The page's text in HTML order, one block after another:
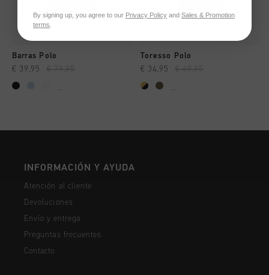
Barras Polo
€ 39,95 € 79,95
...
Toresso Polo
€ 34,95 € 69,95
...
INFORMACIÓN Y AYUDA
Atención al cliente
Devoluciones
Envío y entrega
Preguntas frecuentes
Contacto
By signing up, you agree to our Privacy Policy and Sales & Promotion
terms